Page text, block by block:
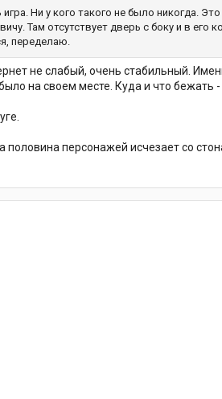
Ни у кого такого не было никогда.
Там отсутствует дверь с боку и в его
переделаю.
не слабый, очень стабильный.
на своем месте. Куда и что бежать -
половина персонажей исчезает со